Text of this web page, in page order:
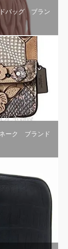
バッグ ブラン
ーク ブランド